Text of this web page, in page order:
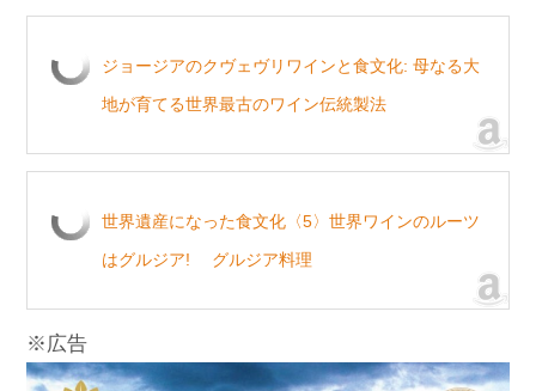
ジョージアのクヴェヴリワインと食文化: 母なる大
地が育てる世界最古のワイン伝統製法
世界遺産になった食文化〈5〉世界ワインのルーツ
はグルジア! グルジア料理
※広告